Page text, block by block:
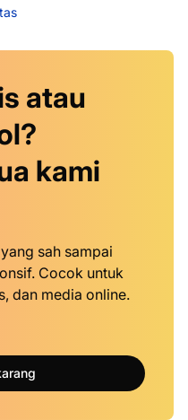
atau
kami
sah sampai
Cocok untuk
dan media online.